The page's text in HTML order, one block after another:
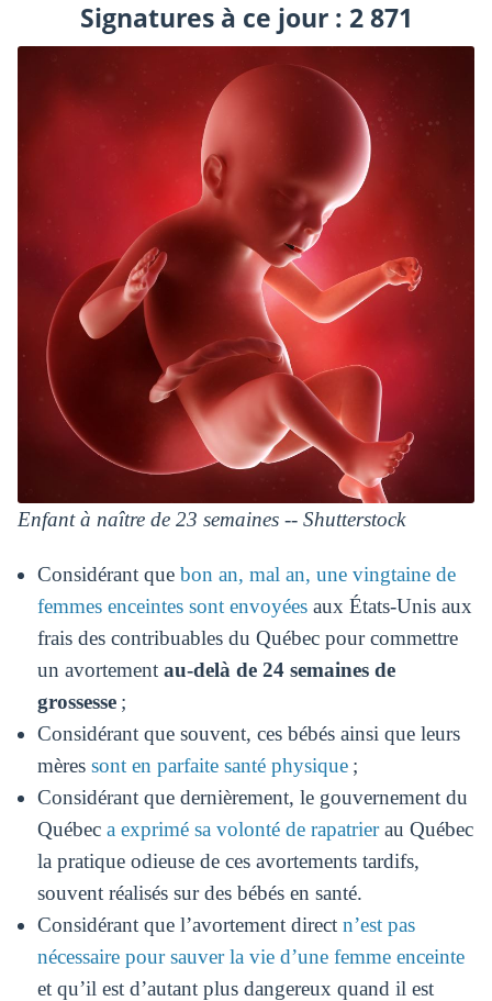
Signatures à ce jour : 2 871
Enfant à naître de 23 semaines -- Shutterstock
Considérant que bon an, mal an, une vingtaine de
femmes enceintes sont envoyéesaux États-Unis aux
frais des contribuables du Québec pour commettre
un avortement au-delà de 24 semaines de
grossesse;
Considérant que souvent, ces bébés ainsi que leurs
mères sont en parfaite santé physique;
Considérant que dernièrement, le gouvernement du
Québec a exprimé sa volonté de rapatrierau Québec
la pratique odieuse de ces avortements tardifs,
souvent réalisés sur des bébés en santé.
Considérant que l’avortement direct n’est pas
nécessaire pour sauver la vie d’une femme enceinte
et qu’il est d’autant plus dangereux quand il est